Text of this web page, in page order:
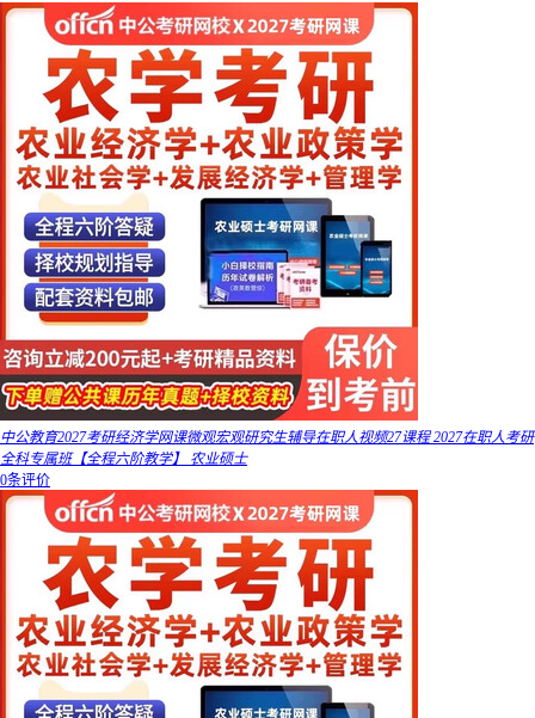
中公教育2027考研经济学网课微观宏观研究生辅导在职人视频27课程 2027在职人考研
全科专属班【全程六阶教学】 农业硕士
0条评价